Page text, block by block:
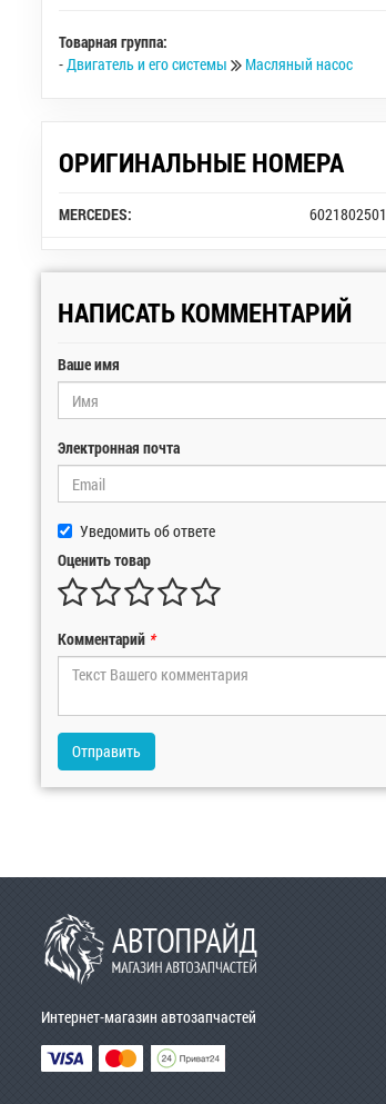
Товарная группа:
-Двигатель и его системы Масляный насос
ОРИГИНАЛЬНЫЕ НОМЕРА
MERCEDES: 6021802501
НАПИСАТЬ КОММЕНТАРИЙ
Ваше имя
Электронная почта
Уведомить об ответе
Оценить товар
Комментарий *
Отправить
Интернет-магазин автозапчастей